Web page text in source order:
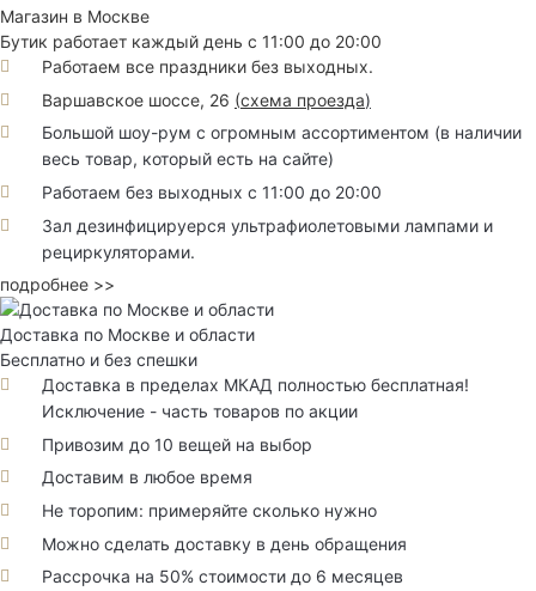
Магазин в Москве
Бутик работает каждый день с 11:00 до 20:00
Работаем все праздники без выходных.
Варшавское шоссе, 26 (схема проезда)
Большой шоу-рум с огромным ассортиментом (в наличии
весь товар, который есть на сайте)
Работаем без выходных с 11:00 до 20:00
Зал дезинфицируерся ультрафиолетовыми лампами и
рециркуляторами.
подробнее >>
Доставка по Москве и области
Бесплатно и без спешки
Доставка в пределах МКАД полностью бесплатная!
Исключение - часть товаров по акции
Привозим до 10 вещей на выбор
Доставим в любое время
Не торопим: примеряйте сколько нужно
Можно сделать доставку в день обращения
Рассрочка на 50% стоимости до 6 месяцев